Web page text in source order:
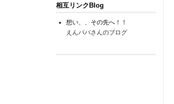
相互リンクBlog
想い、、その先へ！！
えんパパさんのブログ